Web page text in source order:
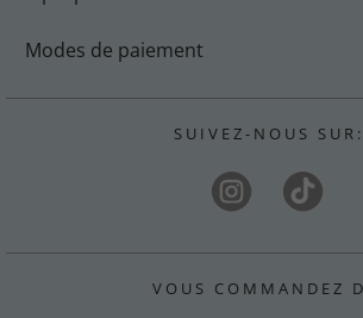
Modes de paiement
S U I V E Z - N O U S S U R :
V O U S C O M M A N D E Z D